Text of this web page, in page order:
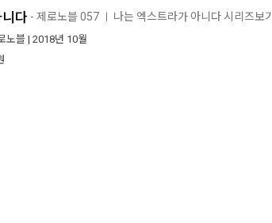
다 - 제로노블 057 나는 엑스트라가 아니다 시리즈보기
노블 | 2018년 10월